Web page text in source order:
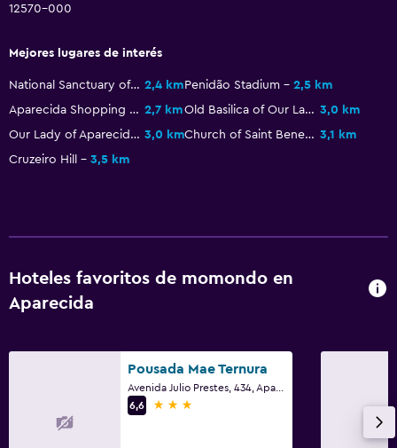
12570-000
Mejores lugares de interés
National Sanctuary of Our Lady of Aparecida 2,4 kmPenidão Stadium
2,5 km
Aparecida Shopping Center 2,7 km Old Basilica of Our Lady of Aparecida 3,0 km
Our Lady of Aparecida Monument 3,0 km Church of Saint Benedict 3,1 km
Cruzeiro Hill
3,5 km
Hoteles favoritos de momondo en
Aparecida
Pousada Mae Ternura
6,6
3 estrellas